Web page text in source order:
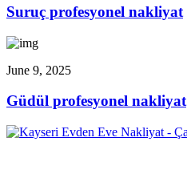
Suruç profesyonel nakliyat
June 9, 2025
Güdül profesyonel nakliyat